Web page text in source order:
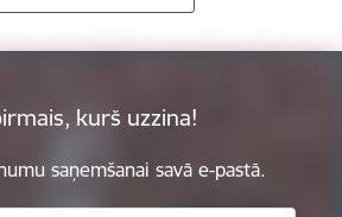
kurš uzzina!
saņemšanai savā e-pastā.